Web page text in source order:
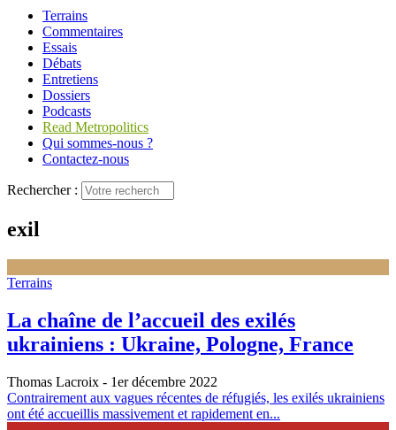
Terrains
Commentaires
Essais
Débats
Entretiens
Dossiers
Podcasts
Read Metropolitics
Qui sommes-nous ?
Contactez-nous
Rechercher :
exil
Terrains
La chaîne de l’accueil des exilés
ukrainiens : Ukraine, Pologne, France
Thomas Lacroix - 1er décembre 2022
Contrairement aux vagues récentes de réfugiés, les exilés ukrainiens
ont été accueillis massivement et rapidement en...